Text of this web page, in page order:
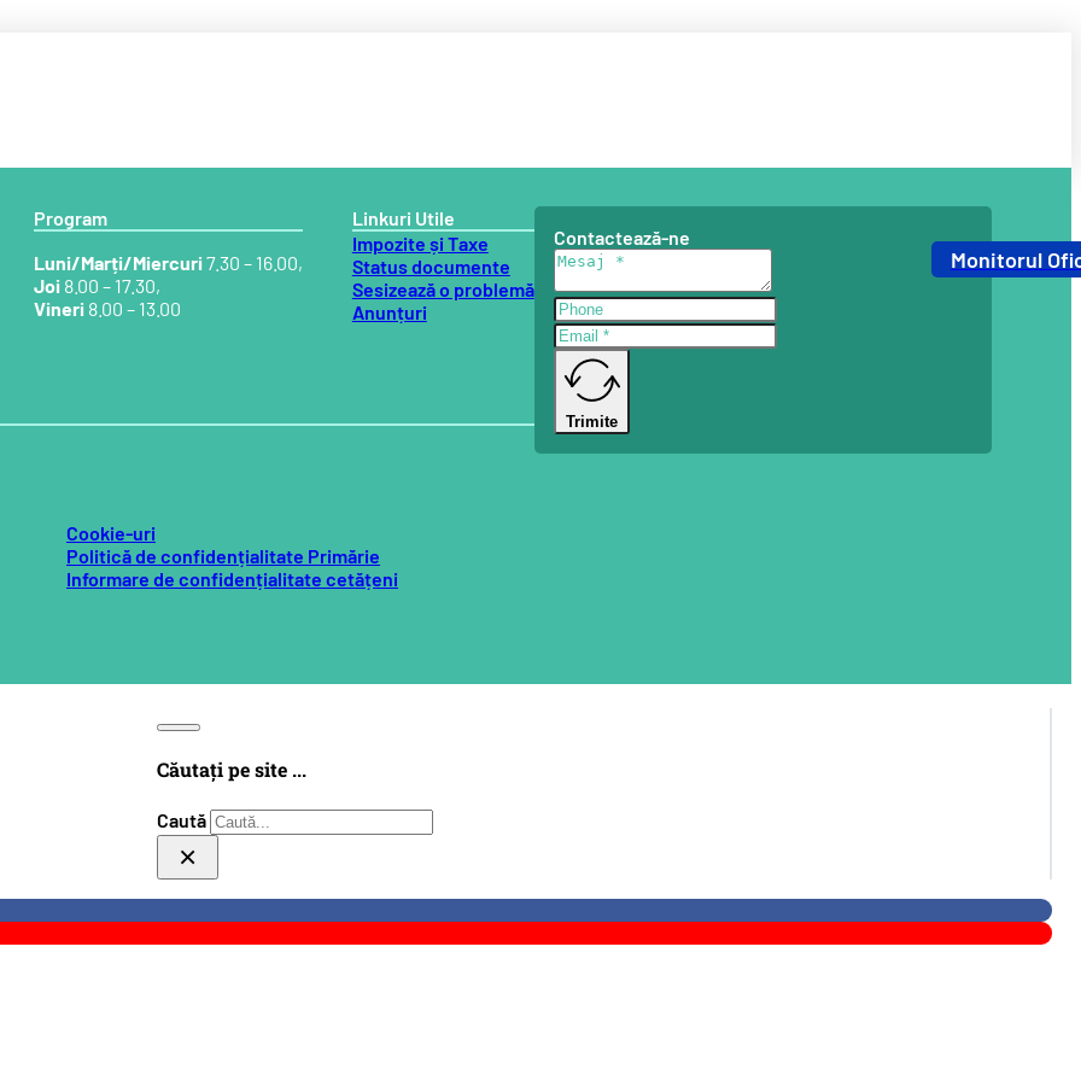
Căutați pe site ...
Caută
×
Monitorul
Program
Luni/Marți/Miercuri7.30 – 16.00,
Joi8.00 – 17.30,
Vineri8.00 – 13.00
Linkuri Utile
Impozite și Taxe
Status documente
Sesizează o problemă
Anunțuri
Cookie-uri
Politică de confidențialitate Primărie
Informare de confidențialitate cetățeni
Contactează-ne
Trimite